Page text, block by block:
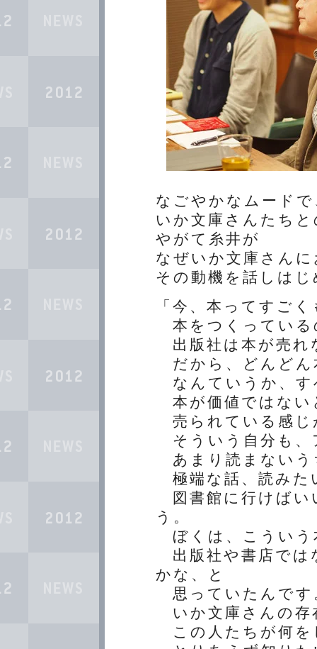
なごやかなムードで
いか文庫さんたち
やがて糸井が
なぜいか文庫さん
その動機を話しは
「今、本ってすご
本をつくっている
出版社は本が売れ
だから、どんどん
なんていうか、す
本が価値ではない
売られている感じ
そういう自分も、
あまり読まないう
極端な話、読みた
図書館に行けばい
う。
ぼくは、こういう
出版社や書店では
かな、と
思っていたんです
いか文庫さんの存
この人たちが何を